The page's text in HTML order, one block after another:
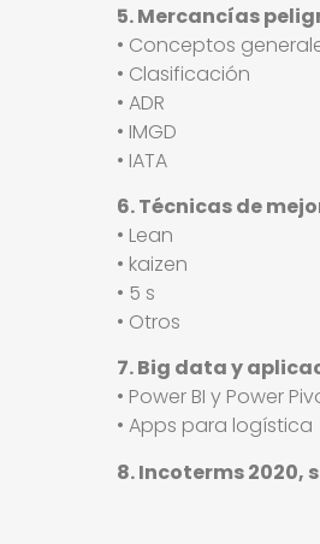
5. Mercancías
• Conceptos
• Clasificación
• ADR
• IMGD
• IATA
6. Técnicas de
• Lean
• kaizen
• 5 s
• Otros
7. Big data y
• Power BI y Power
• Apps para logística
8. Incoterms 2020,